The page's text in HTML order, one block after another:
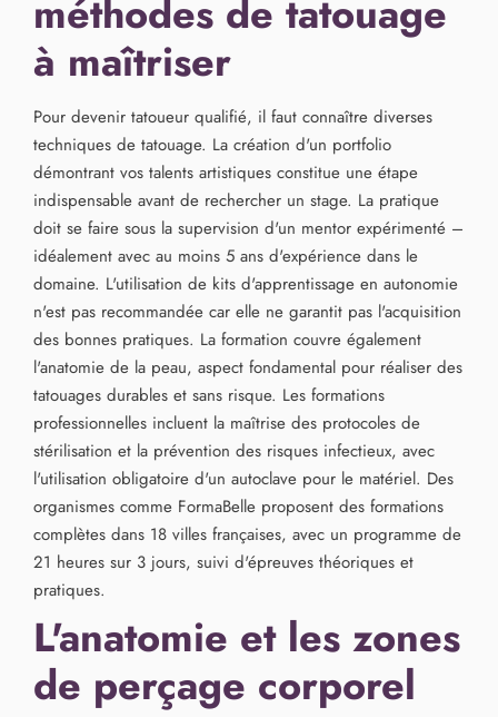
méthodes de tatouage
à maîtriser
Pour devenir tatoueur qualifié, il faut connaître diverses
techniques de tatouage. La création d'un portfolio
démontrant vos talents artistiques constitue une étape
indispensable avant de rechercher un stage. La pratique
doit se faire sous la supervision d'un mentor expérimenté –
idéalement avec au moins 5 ans d'expérience dans le
domaine. L'utilisation de kits d'apprentissage en autonomie
n'est pas recommandée car elle ne garantit pas l'acquisition
des bonnes pratiques. La formation couvre également
l'anatomie de la peau, aspect fondamental pour réaliser des
tatouages durables et sans risque. Les formations
professionnelles incluent la maîtrise des protocoles de
stérilisation et la prévention des risques infectieux, avec
l'utilisation obligatoire d'un autoclave pour le matériel. Des
organismes comme FormaBelle proposent des formations
complètes dans 18 villes françaises, avec un programme de
21 heures sur 3 jours, suivi d'épreuves théoriques et
pratiques.
L'anatomie et les zones
de perçage corporel